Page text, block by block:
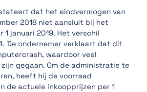
dat het eindvermogen van
2018 niet aansluit bij het
1 januari 2019. Het verschil
De ondernemer verklaart dat dit
waardoor veel
gegaan. Om de administratie te
heeft hij de voorraad
de actuele inkoopprijzen per 1